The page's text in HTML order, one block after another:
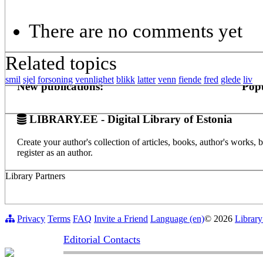
There are no comments yet
Related topics
smil sjel forsoning vennlighet blikk latter venn fiende fred glede liv
New publications:
LIBRARY.EE - Digital Library of Estonia
Create your author's collection of articles, books, author's
register as an author.
Library Partners
Privacy Terms FAQ Invite a Friend Language (en)© 2026
Editorial Contacts